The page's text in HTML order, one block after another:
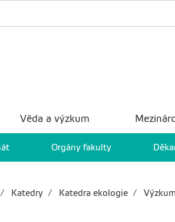
Věda a výzkum
Orgány fakulty
Katedry Katedra ekologie